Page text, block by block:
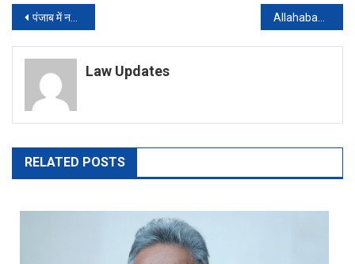
Post
navigation
पंजाब में नकली शराब से अब तक 86 की मौत, 2 DSP, 4 SHO समेत 7 आबकारी अफसर सस्पेंड
Law Updates
RELATED POSTS